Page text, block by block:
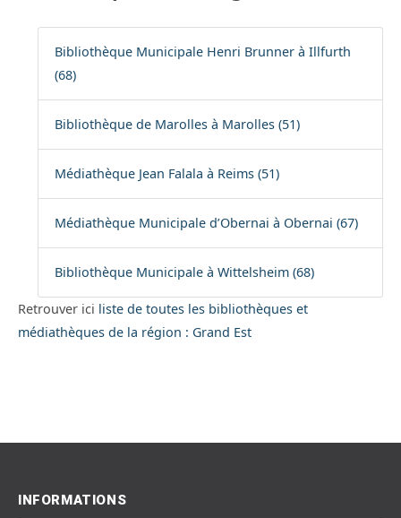
Bibliothèque Municipale Henri Brunner à Illfurth
(68)
Bibliothèque de Marolles à Marolles (51)
Médiathèque Jean Falala à Reims (51)
Médiathèque Municipale d’Obernai à Obernai (67)
Bibliothèque Municipale à Wittelsheim (68)
Retrouver ici liste de toutes les bibliothèques et
médiathèques de la région : Grand Est
INFORMATIONS